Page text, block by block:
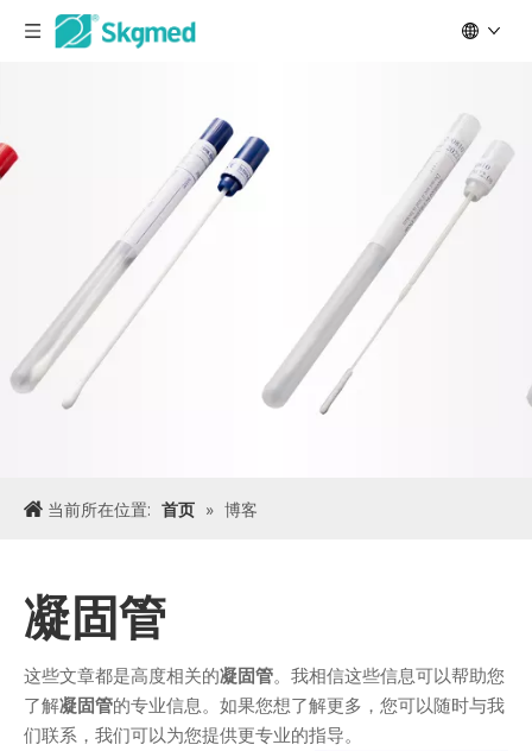
当前所在位置: 首页 » 博客
凝固管
这些文章都是高度相关的凝固管。我相信这些信息可以帮助您
了解凝固管的专业信息。如果您想了解更多，您可以随时与我
们联系，我们可以为您提供更专业的指导。